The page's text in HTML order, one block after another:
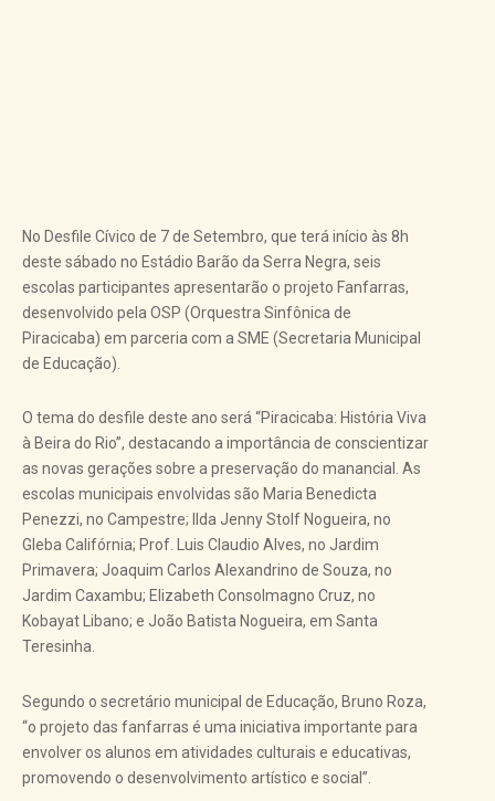
No Desfile Cívico de 7 de Setembro, que terá início às 8h
deste sábado no Estádio Barão da Serra Negra, seis
escolas participantes apresentarão o projeto Fanfarras,
desenvolvido pela OSP (Orquestra Sinfônica de
Piracicaba) em parceria com a SME (Secretaria Municipal
de Educação).
O tema do desfile deste ano será “Piracicaba: História Viva
à Beira do Rio”, destacando a importância de conscientizar
as novas gerações sobre a preservação do manancial. As
escolas municipais envolvidas são Maria Benedicta
Penezzi, no Campestre; Ilda Jenny Stolf Nogueira, no
Gleba Califórnia; Prof. Luis Claudio Alves, no Jardim
Primavera; Joaquim Carlos Alexandrino de Souza, no
Jardim Caxambu; Elizabeth Consolmagno Cruz, no
Kobayat Libano; e João Batista Nogueira, em Santa
Teresinha.
Segundo o secretário municipal de Educação, Bruno Roza,
“o projeto das fanfarras é uma iniciativa importante para
envolver os alunos em atividades culturais e educativas,
promovendo o desenvolvimento artístico e social”.